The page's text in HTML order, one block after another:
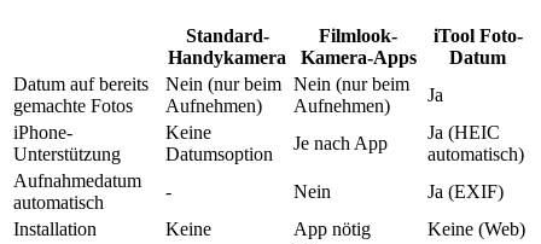
Standard-
Handykamera
Filmlook-
Kamera-Apps
iTool Foto-
Datum
Datum auf bereits
gemachte Fotos
Nein (nur beim
Aufnehmen)
Nein (nur beim
Aufnehmen)
Ja
iPhone-
Unterstützung
Keine
Datumsoption
Je nach App
Ja (HEIC
automatisch)
Aufnahmedatum
automatisch
- Nein
Ja (EXIF)
Installation
Keine App nötig Keine (Web)